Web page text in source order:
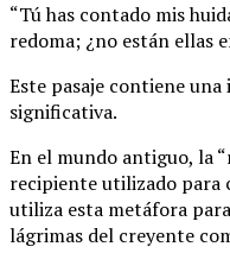
“Tú has contado mis
redoma; ¿no están ellas
Este pasaje contiene
significativa.
En el mundo antiguo, la
recipiente utilizado para
utiliza esta metáfora
lágrimas del creyente